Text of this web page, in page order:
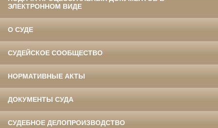
ЭЛЕКТРОННОМ ВИДЕ
О СУДЕ
СУДЕЙСКОЕ СООБЩЕСТВО
НОРМАТИВНЫЕ АКТЫ
ДОКУМЕНТЫ СУДА
СУДЕБНОЕ ДЕЛОПРОИЗВОДСТВО